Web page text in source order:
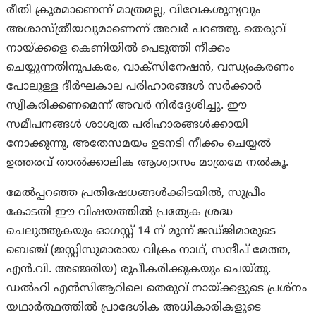
രീതി ക്രൂരമാണെന്ന് മാത്രമല്ല, വിവേകശൂന്യവും
അശാസ്ത്രീയവുമാണെന്ന് അവർ പറഞ്ഞു. തെരുവ്
നായ്ക്കളെ കെണിയിൽ പെടുത്തി നീക്കം
ചെയ്യുന്നതിനുപകരം, വാക്സിനേഷൻ, വന്ധ്യംകരണം
പോലുള്ള ദീർഘകാല പരിഹാരങ്ങൾ സർക്കാർ
സ്വീകരിക്കണമെന്ന് അവർ നിർദ്ദേശിച്ചു. ഈ
സമീപനങ്ങൾ ശാശ്വത പരിഹാരങ്ങൾക്കായി
നോക്കുന്നു, അതേസമയം ഉടനടി നീക്കം ചെയ്യൽ
ഉത്തരവ് താൽക്കാലിക ആശ്വാസം മാത്രമേ നൽകൂ.
മേൽപ്പറഞ്ഞ പ്രതിഷേധങ്ങൾക്കിടയിൽ, സുപ്രീം
കോടതി ഈ വിഷയത്തിൽ പ്രത്യേക ശ്രദ്ധ
ചെലുത്തുകയും ഓഗസ്റ്റ് 14 ന് മൂന്ന് ജഡ്ജിമാരുടെ
ബെഞ്ച് (ജസ്റ്റിസുമാരായ വിക്രം നാഥ്, സന്ദീപ് മേത്ത,
എൻ.വി. അഞ്ജരിയ) രൂപീകരിക്കുകയും ചെയ്തു.
ഡൽഹി എൻസിആറിലെ തെരുവ് നായ്ക്കളുടെ പ്രശ്നം
യഥാർത്ഥത്തിൽ പ്രാദേശിക അധികാരികളുടെ